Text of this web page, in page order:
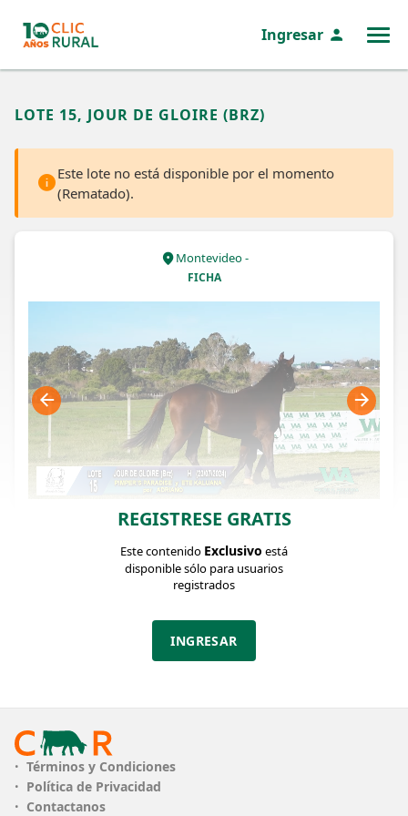
Ingresar
LOTE 15, JOUR DE GLOIRE (BRZ)
Este lote no está disponible por el momento
(Rematado).
FICHA
Montevideo -
Identificador: #372903
Potranca 2024
REGISTRESE GRATIS
Este contenido Exclusivo está
disponible sólo para usuarios
registrados
INGRESAR
Términos y Condiciones
Política de Privacidad
Contactanos